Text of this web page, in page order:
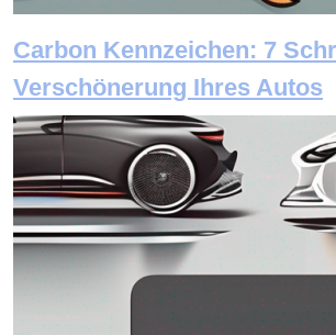
Carbon Kennzeichen: 7
Verschönerung Ihres Autos